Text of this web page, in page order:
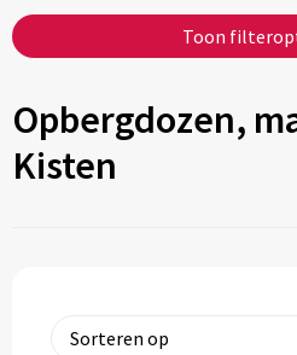
Toon
Opbergdozen,
Kisten